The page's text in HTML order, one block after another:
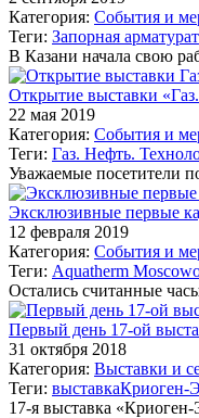
Категория: События и
Теги: Запорная арматура
В Казани начала свою
Открытие выставки
22 мая 2019
Категория: События и
Теги: Газ. Нефть.
Уважаемые посетители
Эксклюзивные первые
12 февраля 2019
Категория: События и
Теги: Aquatherm Moscow
Остались считанные
Первый день 17-ой
31 октября 2018
Категория: Выставки и
Теги: выставкаКриоген-
17-я выставка